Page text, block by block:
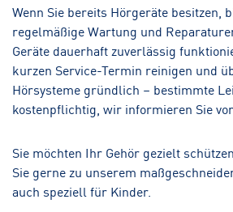
Wenn Sie bereits Hörgeräte besitzen,
regelmäßige Wartung und
Geräte dauerhaft zuverlässig
kurzen Service-Termin reinigen und
Hörsysteme gründlich – bestimmte
kostenpflichtig, wir informieren Sie
Sie möchten Ihr Gehör gezielt
Sie gerne zu unserem
auch speziell für Kinder.